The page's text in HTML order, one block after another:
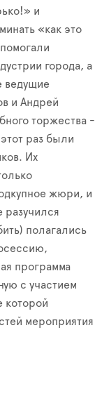
и
«как это
города, а
ведущие
и Андрей
торжества -
раз были
Их
жюри, и
разучился
полагались
программа
с участием
которой
мероприятия